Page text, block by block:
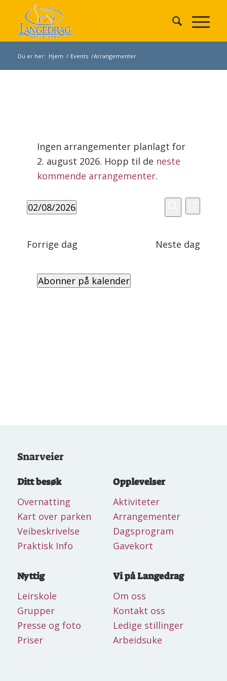
Du er her: Hjem / Events /Arrangementer
den
august
2026
Merknad
Ingen arrangementer planlagt for
2. august 2026. Hopp til de neste
kommende arrangementer.
Search
and
Navigation
Søk
Views
Dag
02/08/2026
Forrige dag Neste dag
Abonner på kalender
Snarveier
Ditt besøk
Overnatting
Kart over parken
Veibeskrivelse
Praktisk Info
Opplevelser
Aktiviteter
Arrangementer
Dagsprogram
Gavekort
Nyttig
Leirskole
Grupper
Presse og foto
Priser
Vi på Langedrag
Om oss
Kontakt oss
Ledige stillinger
Arbeidsuke